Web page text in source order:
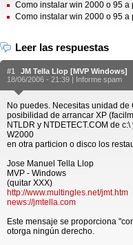
Como instalar win 2000 o 95
Como instalar win 2000 o 95
Leer las respuestas
#1
JM Tella Llop [MVP Windows]
18/06/2006 - 21:39 | Informe spam
No puedes. Necesitas unidad
posibilidad de arrancar XP
NTLDR y NTDETECT.COM de
W2000
en otra particion o disco los
Jose Manuel Tella Llop
MVP - Windows
(quitar XXX)
http://www.multingles.net/jmt.htm
news://jmtella.com
Este mensaje se proporciona
otorga ningún derecho.